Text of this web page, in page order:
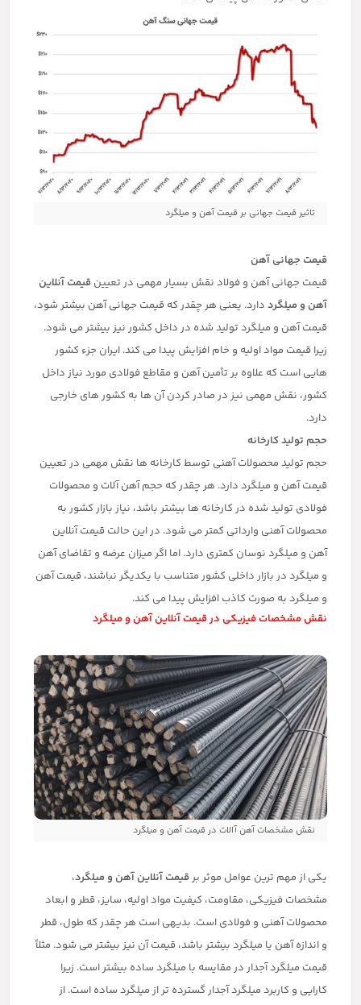
تاثیر قیمت جهانی بر قیمت آهن و میلگرد
قیمت جهانی آهن
قیمت جهانی آهن و فولاد نقش بسیار مهمی در تعیین قیمت آنلاین
آهن و میلگرد دارد. یعنی هر چقدر که قیمت جهانی آهن بیشتر شود،
قیمت آهن و میلگرد تولید شده در داخل کشور نیز بیشتر می شود.
زیرا قیمت مواد اولیه و خام افزایش پیدا می کند. ایران جزء کشور
هایی است که علاوه بر تأمین آهن و مقاطع فولادی مورد نیاز داخل
کشور، نقش مهمی نیز در صادر کردن آن ها به کشور های خارجی
دارد.
حجم تولید کارخانه
حجم تولید محصولات آهنی توسط کارخانه ها نقش مهمی در تعیین
قیمت آهن و میلگرد دارد. هر چقدر که حجم آهن آلات و محصولات
فولادی تولید شده در کارخانه ها بیشتر باشد، نیاز بازار کشور به
محصولات آهنی وارداتی کمتر می شود. در این حالت قیمت آنلاین
آهن و میلگرد نوسان کمتری دارد. اما اگر میزان عرضه و تقاضای آهن
و میلگرد در بازار داخلی کشور متناسب با یکدیگر نباشند، قیمت آهن
و میلگرد به صورت کاذب افزایش پیدا می کند.
نقش مشخصات فیزیکی در قیمت آنلاین آهن و میلگرد
نقش مشخصات آهن آالات در قیمت آهن و میلگرد
یکی از مهم ترین عوامل موثر بر قیمت آنلاین آهن و میلگرد،
مشخصات فیزیکی، مقاومت، کیفیت مواد اولیه، سایز، قطر و ابعاد
محصولات آهنی و فولادی است. بدیهی است هر چقدر که طول، قطر
و اندازه آهن یا میلگرد بیشتر باشد، قیمت آن نیز بیشتر می شود. مثلاً
قیمت میلگرد آجدار در مقایسه با میلگرد ساده بیشتر است. زیرا
کارایی و کاربرد میلگرد آجدار گسترده تر از میلگرد ساده است. از